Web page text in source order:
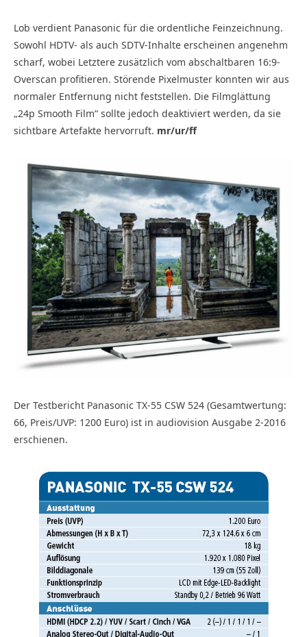
Lob verdient Panasonic für die ordentliche Feinzeichnung.
Sowohl HDTV- als auch SDTV-Inhalte erscheinen angenehm
scharf, wobei Letztere zusätzlich vom abschaltbaren 16:9-
Overscan profitieren. Störende Pixelmuster konnten wir aus
normaler Entfernung nicht feststellen. Die Filmglättung
„24p Smooth Film“ sollte jedoch deaktiviert werden, da sie
sichtbare Artefakte hervorruft. mr/ur/ff
Der Testbericht Panasonic TX-55 CSW 524 (Gesamtwertung:
66, Preis/UVP: 1200 Euro) ist in audiovision Ausgabe 2-2016
erschienen.